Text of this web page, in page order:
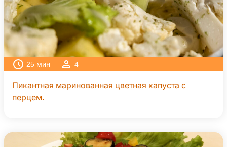
25 мин 4
Пикантная маринованная цветная капуста с
перцем.